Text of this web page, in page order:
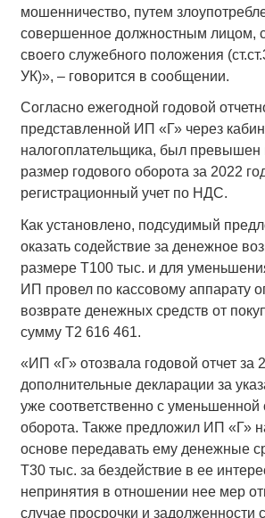
мошенничество, путем
совершенное должностным лицом,
своего служебного положения
УК)», – говорится в сообщении.
Согласно ежегодной годовой
представленной ИП «Г» через
налогоплательщика, был
размер годового оборота за 2022
регистрационный учет по НДС.
Как установлено, подсудимый
оказать содействие за денежное
размере Т100 тыс. и для
ИП провел по кассовому аппарату
возврате денежных средств от
сумму Т2 616 461.
«ИП «Г» отозвала годовой отчет за
дополнительные декларации за
уже соответственно с уменьшенной
оборота. Также предложил ИП «Г»
основе передавать ему денежные
Т30 тыс. за бездействие в ее
непринятия в отношении нее мер
случае просрочки и задолженности